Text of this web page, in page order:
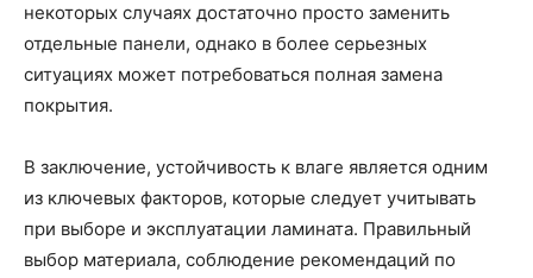
некоторых случаях достаточно просто заменить
отдельные панели, однако в более серьезных
ситуациях может потребоваться полная замена
покрытия.
В заключение, устойчивость к влаге является одним
из ключевых факторов, которые следует учитывать
при выборе и эксплуатации ламината. Правильный
выбор материала, соблюдение рекомендаций по